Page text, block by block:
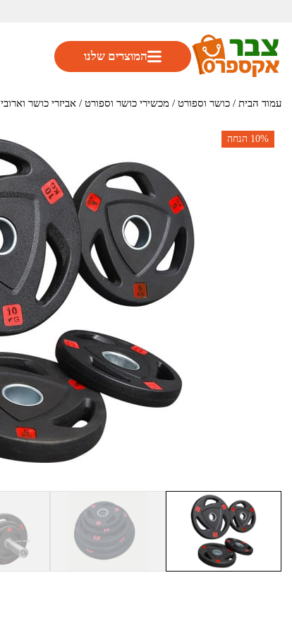
המוצרים שלנו
עמוד הבית / כושר וספורט / מכשירי כושר וספורט / אביזרי כושר וארובי
10% הנחה